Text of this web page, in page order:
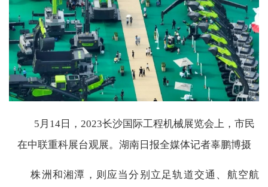
5月14日，2023长沙国际工程机械展览会上，市民
在中联重科展台观展。湖南日报全媒体记者辜鹏博摄
株洲和湘潭，则应当分别立足轨道交通、航空航